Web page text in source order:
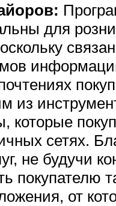
для
из
которые
сетях.
не будучи
покупателю
от